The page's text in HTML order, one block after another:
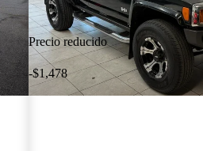
Precio reducido
-$1,478